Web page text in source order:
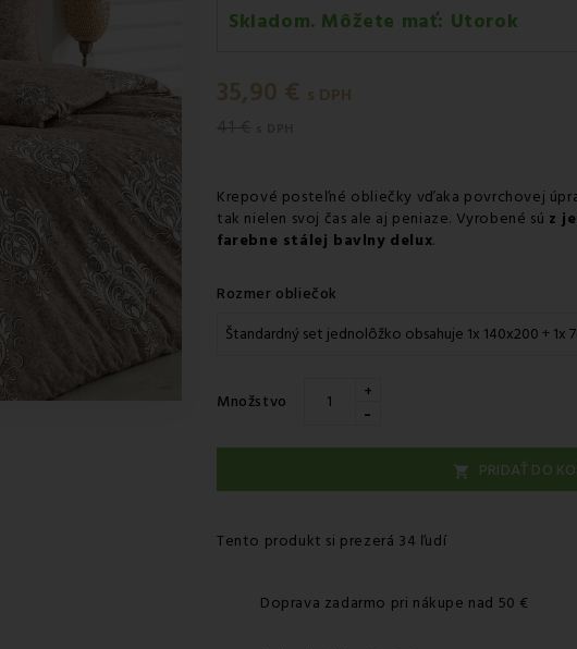
Skladom. Môžete mať: Utorok
Utorok 11.08
Streda 12.08 -Packeta doručenie
35,90 € s DPH
Krepové posteľné obliečky vďaka povrchovej
tak nielen svoj čas ale aj peniaze. Vyrobené sú z
farebne stálej bavlny delux.
Rozmer obliečok
Množstvo +
-
 PRIDAŤ DO
Tento produkt si prezerá 34 ľudí
Doprava zadarmo pri nákupe nad 50 €